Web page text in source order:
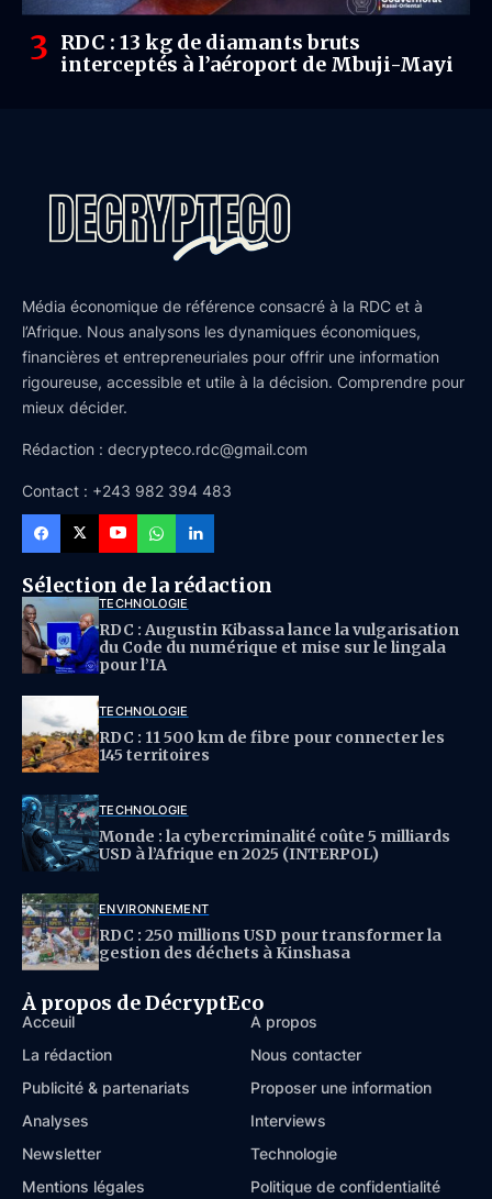
RDC : 13 kg de diamants bruts
interceptés à l’aéroport de Mbuji-Mayi
Média économique de référence consacré à la RDC et à
l’Afrique. Nous analysons les dynamiques économiques,
financières et entrepreneuriales pour offrir une information
rigoureuse, accessible et utile à la décision. Comprendre pour
mieux décider.
Rédaction : decrypteco.rdc@gmail.com
Contact : +243 982 394 483
Sélection de la rédaction
TECHNOLOGIE
RDC : Augustin Kibassa lance la vulgarisation
du Code du numérique et mise sur le lingala
pour l’IA
TECHNOLOGIE
RDC : 11 500 km de fibre pour connecter les
145 territoires
TECHNOLOGIE
Monde : la cybercriminalité coûte 5 milliards
USD à l’Afrique en 2025 (INTERPOL)
ENVIRONNEMENT
RDC : 250 millions USD pour transformer la
gestion des déchets à Kinshasa
À propos de DécryptEco
Acceuil
À propos
La rédaction
Nous contacter
Publicité & partenariats
Proposer une information
Analyses
Interviews
Newsletter
Technologie
Mentions légales
Politique de confidentialité